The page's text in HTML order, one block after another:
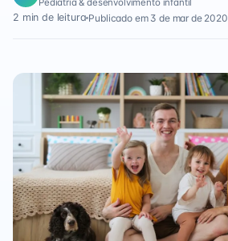
Pediatria & desenvolvimento infantil
2 min de leitura Publicado em 3 de mar de 2020